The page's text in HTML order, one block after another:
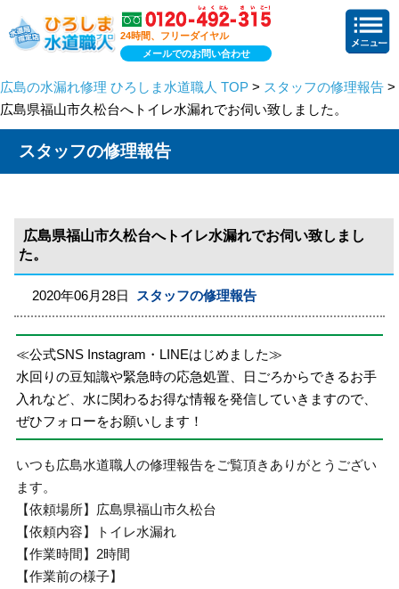
24時間、フリーダイヤル
メールでのお問い合わせ
広島の水漏れ修理 ひろしま水道職人 TOP > スタッフの修理報告 >
広島県福山市久松台へトイレ水漏れでお伺い致しました。
スタッフの修理報告
広島県福山市久松台へトイレ水漏れでお伺い致しまし
た。
2020年06月28日 スタッフの修理報告
≪公式SNS Instagram・LINEはじめました≫
水回りの豆知識や緊急時の応急処置、日ごろからできるお手
入れなど、水に関わるお得な情報を発信していきますので、
ぜひフォローをお願いします！
いつも広島水道職人の修理報告をご覧頂きありがとうござい
ます。
【依頼場所】広島県福山市久松台
【依頼内容】トイレ水漏れ
【作業時間】2時間
【作業前の様子】